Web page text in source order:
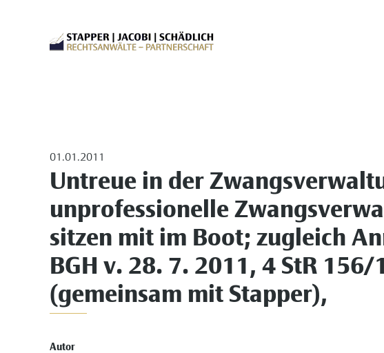
01.01.2011
Untreue in der
unprofessionelle
sitzen mit im Boot; zugleich
BGH v. 28. 7. 2011, 4 StR
(gemeinsam mit Stapper),
Autor